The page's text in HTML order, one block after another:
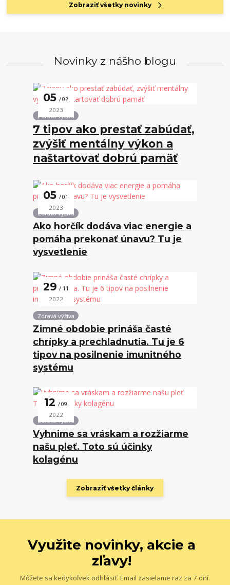
Zobraziť všetky novinky
Novinky z nášho blogu
05 02
2023
Zdravá výživa
7 tipov ako prestať zabúdať,
zvýšiť mentálny výkon a
naštartovať dobrú pamäť
05 01
2023
Zdravá výživa
Ako horčík dodáva viac energie a
pomáha prekonať únavu? Tu je
vysvetlenie
29 11
2022
Zdravá výživa
Zimné obdobie prináša časté
chrípky a prechladnutia. Tu je 6
tipov na posilnenie imunitného
systému
12 09
2022
Zdravá výživa
Vyhnime sa vráskam a rozžiarme
našu pleť. Toto sú účinky
kolagénu
Zobraziť všetky články
Využite novinky, akcie a
zľavy!
Môžete sa kedykoľvek odhlásiť. Email zasielame raz za 7 dní.